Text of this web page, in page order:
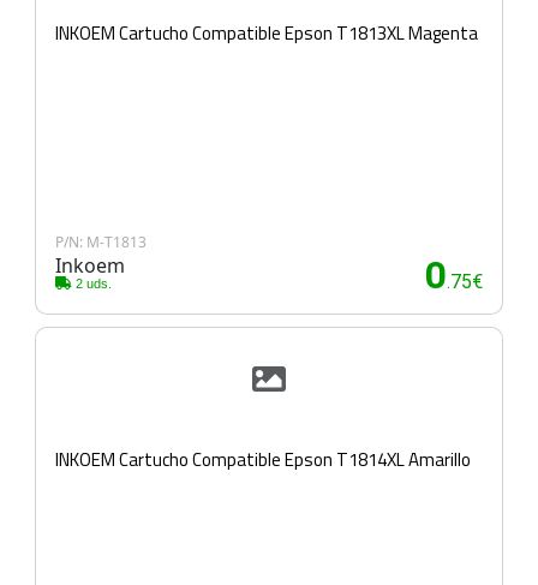
INKOEM Cartucho Compatible Epson T1813XL Magenta
P/N: M-T1813
Inkoem
2 uds. 0.75€
INKOEM Cartucho Compatible Epson T1814XL Amarillo